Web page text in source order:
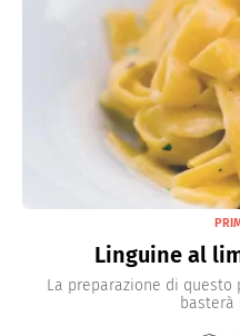
Linguine al
La preparazione di
basterà